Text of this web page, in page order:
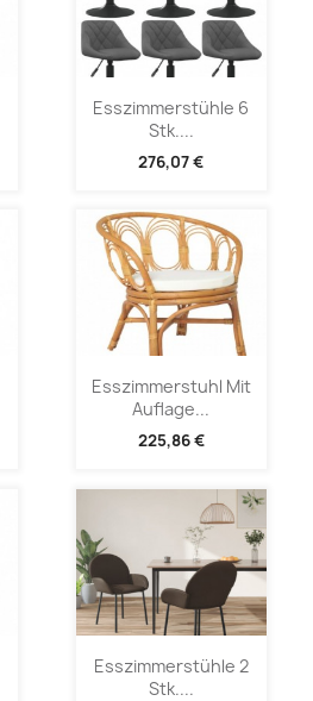
Esszimmerstühle 6
Stk....
276,07 €
Esszimmerstuhl Mit
Auflage...
225,86 €
Esszimmerstühle 2
Stk....